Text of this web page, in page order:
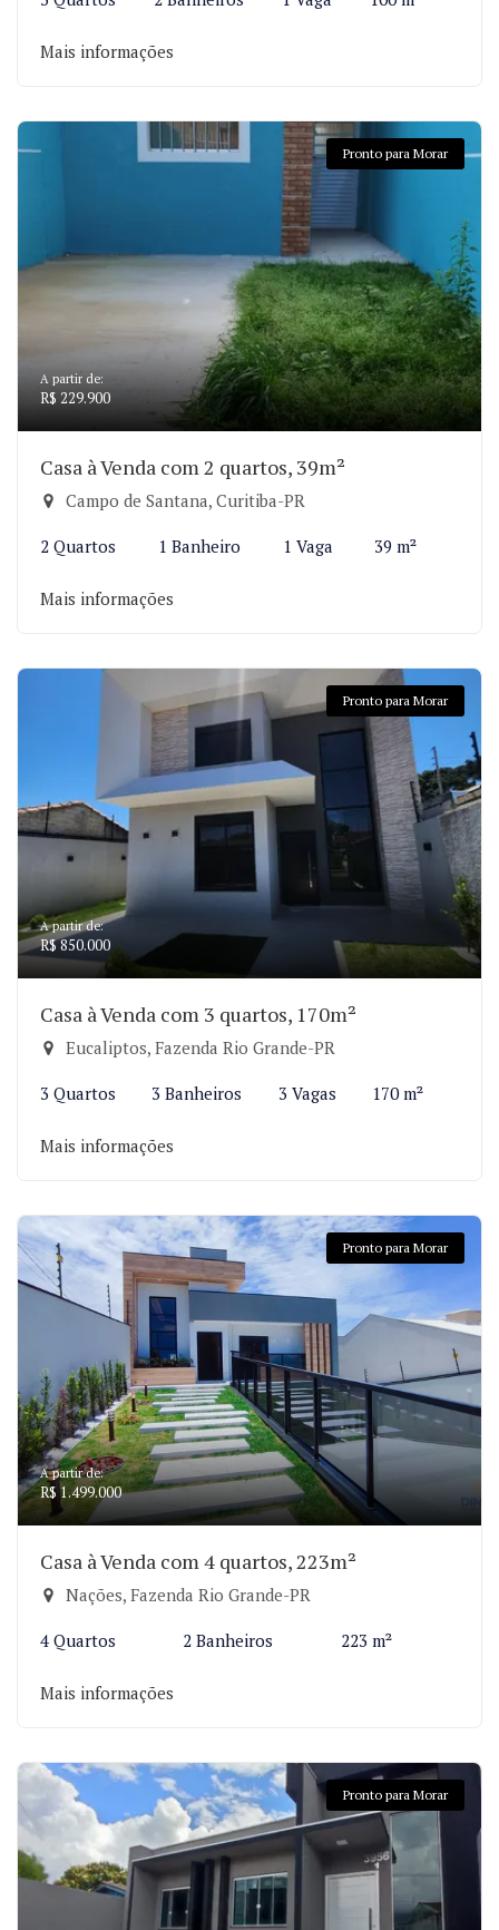
Mais informações
Pronto para Morar
A partir de:
R$ 229.900
Casa à Venda com 2 quartos, 39m²
Campo de Santana, Curitiba-PR
2 Quartos 1 Banheiro 1 Vaga 39 m²
Mais informações
Pronto para Morar
A partir de:
R$ 850.000
Casa à Venda com 3 quartos, 170m²
Eucaliptos, Fazenda Rio Grande-PR
3 Quartos 3 Banheiros 3 Vagas 170 m²
Mais informações
Pronto para Morar
A partir de:
R$ 1.499.000
Casa à Venda com 4 quartos, 223m²
Nações, Fazenda Rio Grande-PR
4 Quartos 2 Banheiros 223 m²
Mais informações
Pronto para Morar